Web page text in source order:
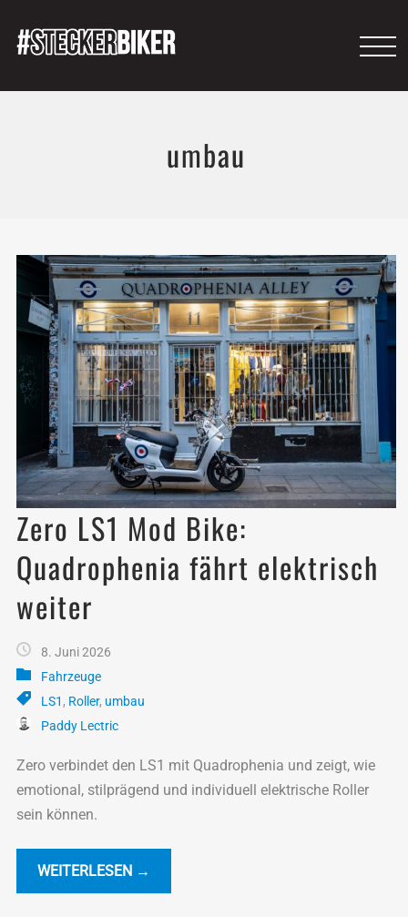
umbau
Zero LS1 Mod Bike:
Quadrophenia fährt elektrisch
weiter
8. Juni 2026
Fahrzeuge
LS1 , Roller, umbau
Paddy Lectric
Zero verbindet den LS1 mit Quadrophenia und zeigt, wie
emotional, stilprägend und individuell elektrische Roller
sein können.
WEITERLESEN →